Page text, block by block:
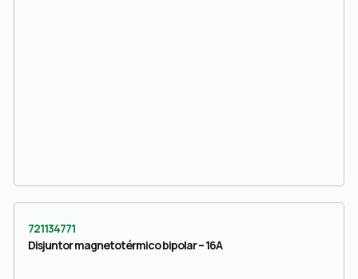
721134771
Disjuntor magnetotérmico bipolar – 16A